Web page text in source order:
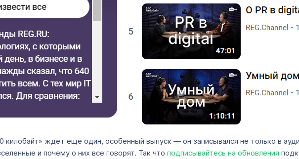
килобайт» ждет еще один, особенный выпуск — он записывался не только в
и почему о них все говорят. Так что подписывайтесь на обновления